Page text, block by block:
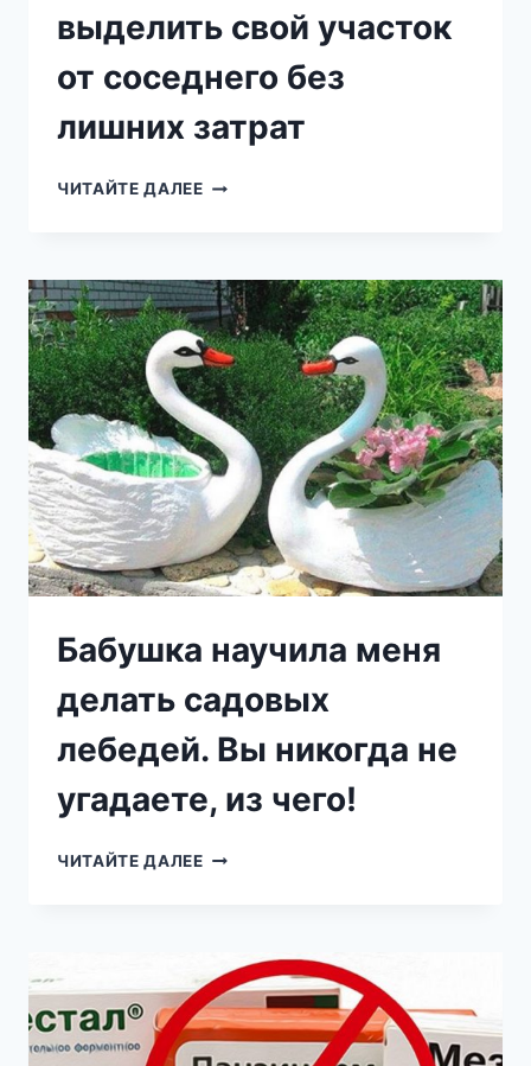
выделить свой участок
от соседнего без
лишних затрат
ЧИТАЙТЕ ДАЛЕЕ20
ВЫГОДНО
ВЫДЕЛИТЬ
СВОЙ
УЧАСТОК
ОТ
СОСЕДНЕГО
БЕЗ
ЛИШНИХ
ЗАТРАТ
Бабушка научила меня
делать садовых
лебедей. Вы никогда не
угадаете, из чего!
ЧИТАЙТЕ ДАЛЕЕБАБУШКА
САДОВЫХ
ЛЕБЕДЕЙ.
ВЫ
НИКОГДА
НЕ